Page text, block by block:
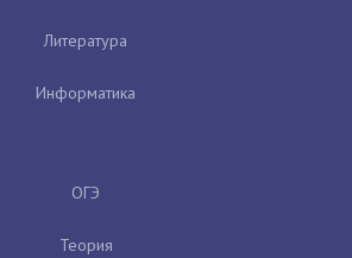
Литература
Информатика
ОГЭ
Теория